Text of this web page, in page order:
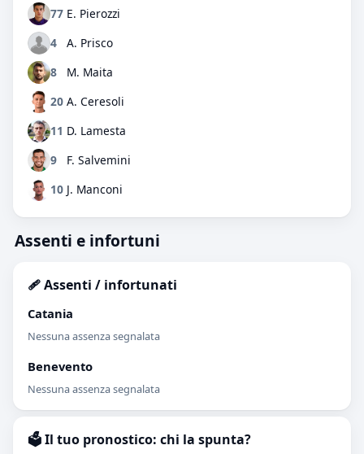
77 E. Pierozzi
4
A. Prisco
8
M. Maita
20 A. Ceresoli
11 D. Lamesta
9
F. Salvemini
10 J. Manconi
Assenti e infortuni
🩹 Assenti / infortunati
Catania
Nessuna assenza segnalata
Benevento
Nessuna assenza segnalata
🗳️ Il tuo pronostico: chi la spunta?